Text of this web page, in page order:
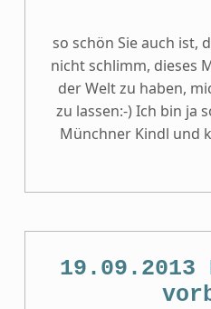
so schön Sie auch ist,
nicht schlimm, dieses
der Welt zu haben,
zu lassen:-) Ich bin ja
Münchner Kindl und